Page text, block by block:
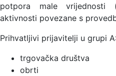
potpora male vrijednosti
aktivnosti povezane s
Prihvatljivi prijavitelji u grupi
trgovačka društva
obrti